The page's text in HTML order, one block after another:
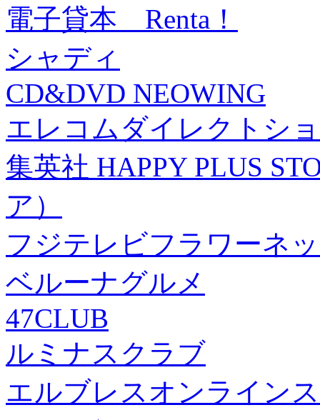
電子貸本 Renta！
シャディ
CD&DVD NEOWING
エレコムダイレクトシ
集英社 HAPPY PLUS
ア）
フジテレビフラワーネ
ベルーナグルメ
47CLUB
ルミナスクラブ
エルブレスオンライン